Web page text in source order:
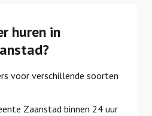
huren in
voor verschillende soorten
Zaanstad binnen 24 uur